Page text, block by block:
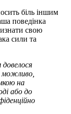
біль іншим
поведінка
свою
сили та
довелося
можливо,
на
або до